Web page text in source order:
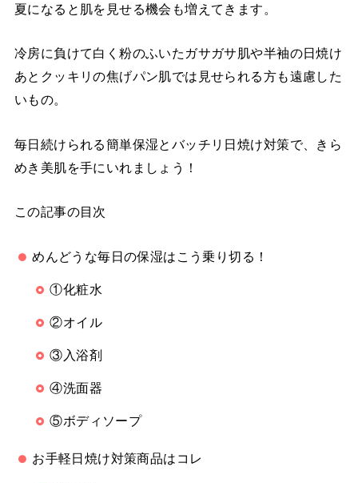
夏になると肌を見せる機会も増えてきます。
冷房に負けて白く粉のふいたガサガサ肌や半袖の日焼け
あとクッキリの焦げパン肌では見せられる方も遠慮した
いもの。
毎日続けられる簡単保湿とバッチリ日焼け対策で、きら
めき美肌を手にいれましょう！
この記事の目次
めんどうな毎日の保湿はこう乗り切る！
①化粧水
②オイル
③入浴剤
④洗面器
⑤ボディソープ
お手軽日焼け対策商品はコレ